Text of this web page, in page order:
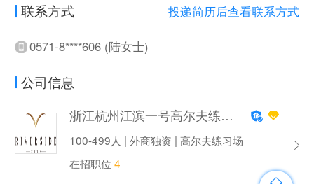
联系方式 投递简历后查看联系方式
0571-8****606 (陆女士)
公司信息
浙江杭州江滨一号高尔夫练习场
100-499人 | 外商独资 | 高尔夫练习场
在招职位 4